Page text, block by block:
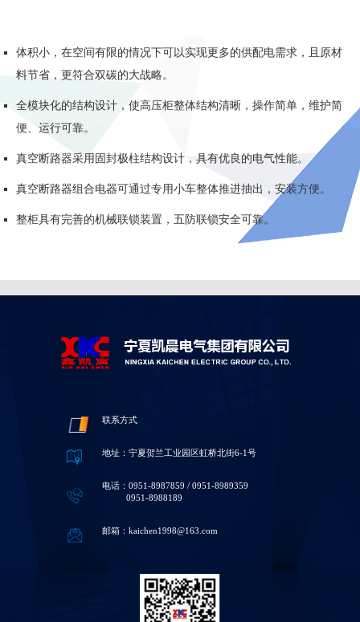
体积小，在空间有限的情况下可以实现更多的供配电需求，且原材
料节省，更符合双碳的大战略。
全模块化的结构设计，使高压柜整体结构清晰，操作简单，维护简
便、运行可靠。
真空断路器采用固封极柱结构设计，具有优良的电气性能。
真空断路器组合电器可通过专用小车整体推进抽出，安装方便。
整柜具有完善的机械联锁装置，五防联锁安全可靠。
联系方式
地址：宁夏贺兰工业园区虹桥北街6-1号
电话：0951-8987859 / 0951-8989359
0951-8988189
邮箱：kaichen1998@163.com